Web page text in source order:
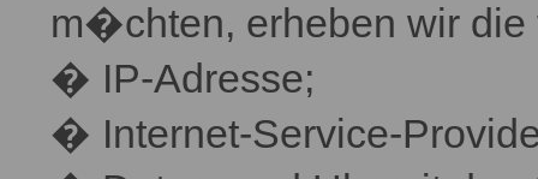
m�chten, erheben wir die
� IP-Adresse;
� Internet-Service-